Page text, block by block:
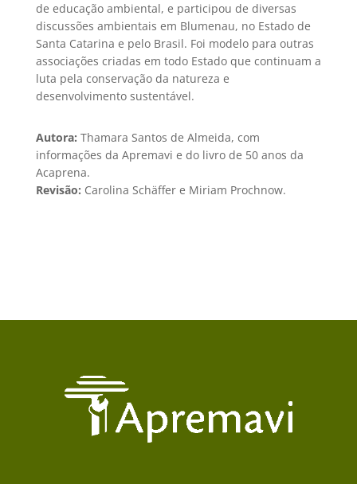
de educação ambiental, e participou de diversas
discussões ambientais em Blumenau, no Estado de
Santa Catarina e pelo Brasil. Foi modelo para outras
associações criadas em todo Estado que continuam a
luta pela conservação da natureza e
desenvolvimento sustentável.
Autora: Thamara Santos de Almeida, com
informações da Apremavi e do livro de 50 anos da
Acaprena.
Revisão: Carolina Schäffer e Miriam Prochnow.